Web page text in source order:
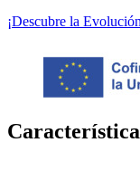
¡Descubre la